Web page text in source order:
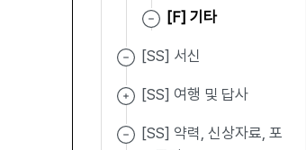
[F] 기타
[SS] 서신
[SS] 여행 및 답사
[SS] 약력, 신상자료, 포